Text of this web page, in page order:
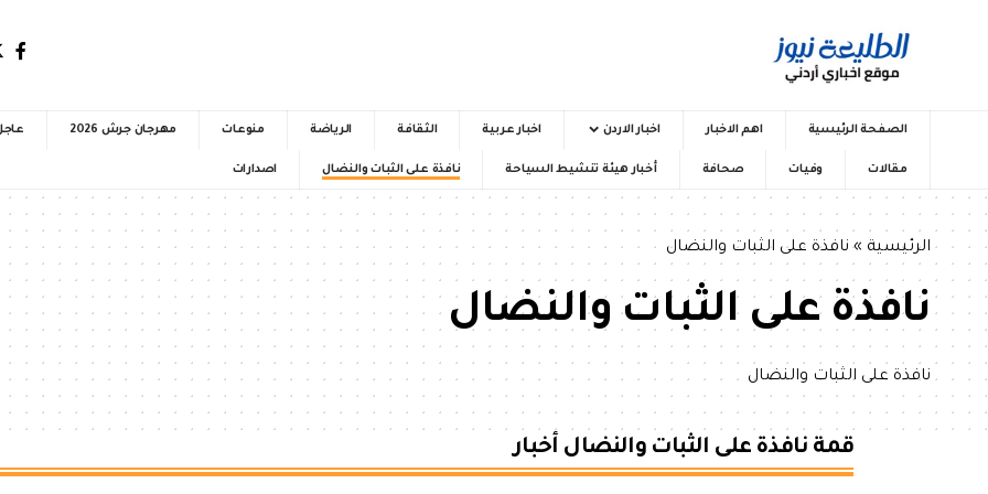
الصفحة الرئيسية اهم الاخبار اخبار الاردن اخبار عربية الثقافة الرياضة منوعات مهرجان جرش 2026
مقالات وفيات صحافة أخبار هيئة تنشيط السياحة نافذة على الثبات والنضال اصدارات
الرئيسية » نافذة على الثبات والنضال
نافذة على الثبات والنضال
نافذة على الثبات والنضال
قمة نافذة على الثبات والنضال أخبار